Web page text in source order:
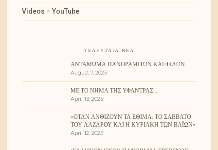
Videos – YouTube
ΤΕΛΕΥΤΑΊΑ ΝΈΑ
ΑΝΤΆΜΩΜΑ ΠΑΝΟΡΑΜΙΤΏΝ ΚΑΙ ΦΊΛΩΝ
August 7, 2025
ΜΕ ΤΟ ΝΉΜΑ ΤΗΣ ΥΦΆΝΤΡΑΣ…
April 13, 2025
«ΌΤΑΝ ΑΝΘΊΖΟΥΝ ΤΑ ΈΘΙΜΑ: ΤΟ ΣΆΒΒΑΤΟ
ΤΟΥ ΛΑΖΆΡΟΥ ΚΑΙ Η ΚΥΡΙΑΚΉ ΤΩΝ ΒΑΪ́ΩΝ»
April 12, 2025